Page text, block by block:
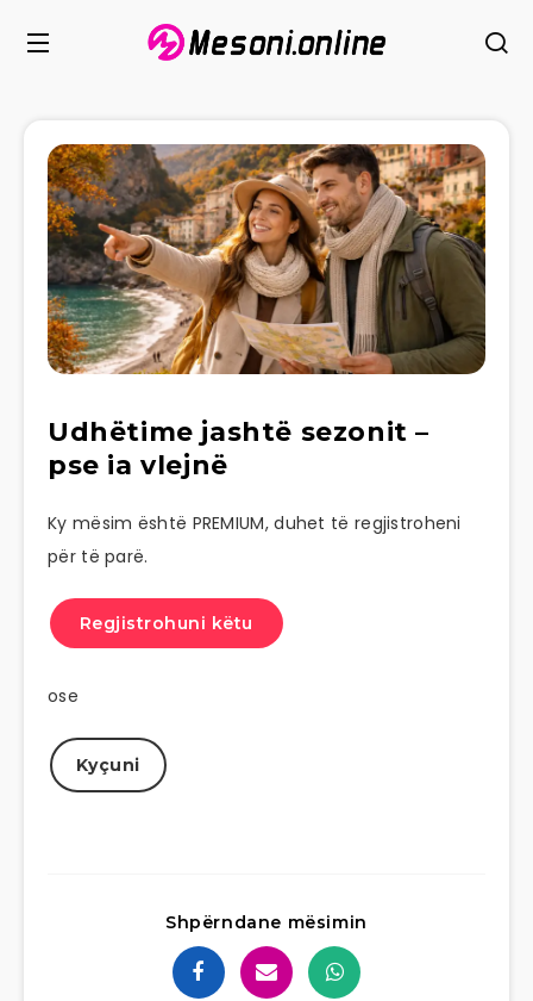
Udhëtime jashtë sezonit –
pse ia vlejnë
Ky mësim është PREMIUM, duhet të regjistroheni
për të parë.
Regjistrohuni këtu
ose
Kyçuni
Shpërndane mësimin